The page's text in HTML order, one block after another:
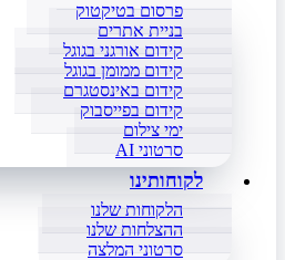
פרסום בטיקטוק
בניית אתרים
קידום אורגני בגוגל
קידום ממומן בגוגל
קידום באינסטגרם
קידום בפייסבוק
ימי צילום
סרטוני AI
לקוחותינו
הלקוחות שלנו
ההצלחות שלנו
סרטוני המלצה